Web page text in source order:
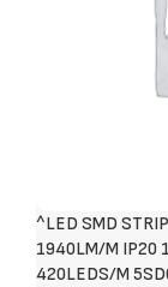
^LED SMD
1940LM/M IP20
420LEDS/M